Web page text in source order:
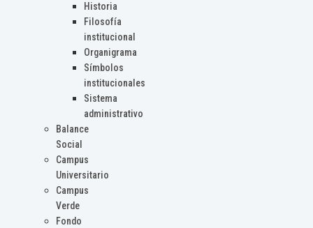
Historia
Filosofía
institucional
Organigrama
Símbolos
institucionales
Sistema
administrativo
Balance
Social
Campus
Universitario
Campus
Verde
Fondo